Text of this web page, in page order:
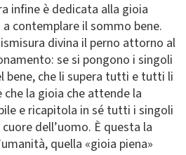
infine è dedicata alla gioia
a contemplare il sommo bene.
divina il perno attorno al
se si pongono i singoli
bene, che li supera tutti e tutti li
la gioia che attende la
e ricapitola in sé tutti i singoli
dell’uomo. È questa la
quella «gioia piena»